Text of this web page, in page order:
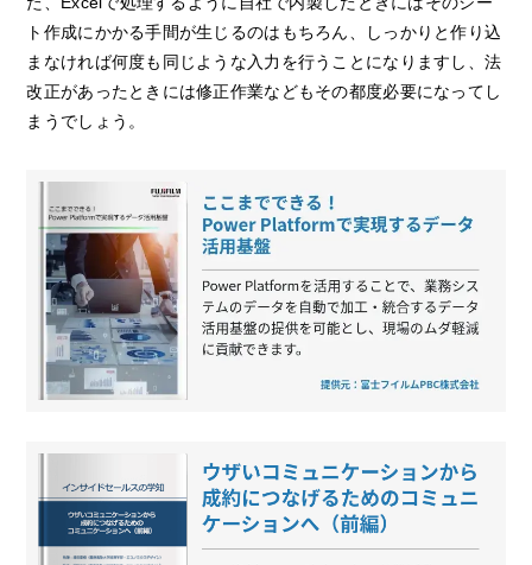
ト作成にかかる手間が生じるのはもちろん、しっかりと作り込
まなければ何度も同じような入力を行うことになりますし、法
改正があったときには修正作業などもその都度必要になってし
まうでしょう。